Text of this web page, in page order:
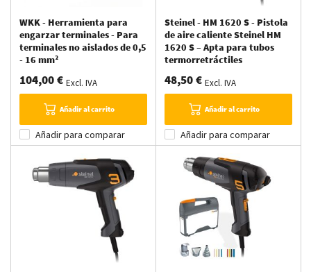
WKK - Herramienta para
engarzar terminales - Para
terminales no aislados de 0,5
- 16 mm²
104,00 € Excl. IVA
Añadir al carrito
Añadir para comparar
Steinel - HM 1620 S - Pistola
de aire caliente Steinel HM
1620 S – Apta para tubos
termorretráctiles
48,50 € Excl. IVA
Añadir al carrito
Añadir para comparar